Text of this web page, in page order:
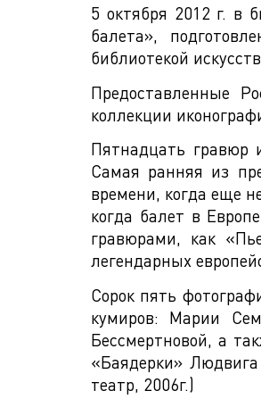
5 октября 2012 г. в
балета»,
библиотекой
Предоставленные
коллекции
Пятнадцать гравюр
Самая ранняя из
времени, когда еще
когда балет в
гравюрами, как
легендарных
Сорок пять
кумиров: Марии
Бессмертновой, а
«Баядерки»
театр, 2006г.)